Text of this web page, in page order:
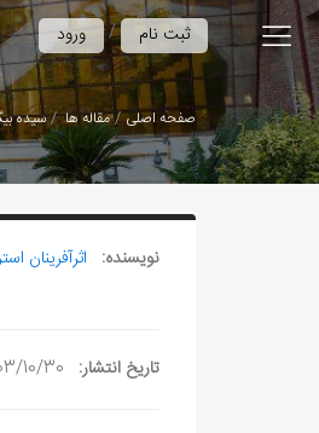
ورود / ثبت نام
صفحه اصلی مقاله ها سيده
نویسنده: اثرآفرينان
تاریخ انتشار: 10/30